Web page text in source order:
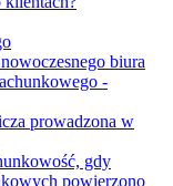
biura
-
prowadzona w
gdy
powierzono